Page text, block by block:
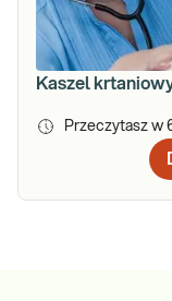
Kaszel
Przeczytasz w